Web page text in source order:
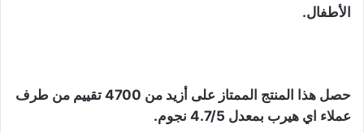
الأطفال.
حصل هذا المنتج الممتاز على أزيد من 4700 تقييم من طرف
عملاء اي هيرب بمعدل 4.7/5 نجوم.